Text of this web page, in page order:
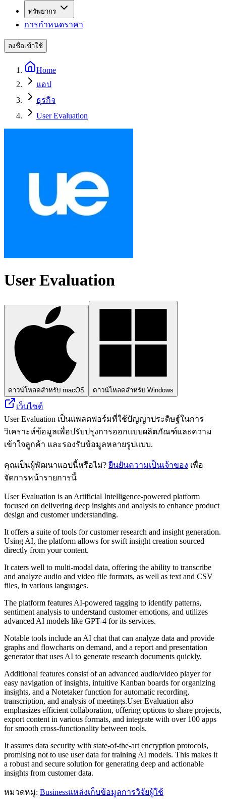
ทรัพยากร
การกำหนดราคา
ลงชื่อเข้าใช้
Home
แอป
ธุรกิจ
User Evaluation
User Evaluation
ดาวน์โหลดสำหรับ macOS ดาวน์โหลดสำหรับ Windows
เว็บไซต์
User Evaluation เป็นแพลตฟอร์มที่ใช้ปัญญาประดิษฐ์ในการ
วิเคราะห์ข้อมูลเพื่อปรับปรุงการออกแบบผลิตภัณฑ์และความ
เข้าใจลูกค้า และรองรับข้อมูลหลายรูปแบบ.
คุณเป็นผู้พัฒนาแอปนี้หรือไม่? ยืนยันความเป็นเจ้าของ เพื่อ
จัดการหน้ารายการนี้
User Evaluation is an Artificial Intelligence-powered platform
focused on delivering deep insights and analysis to enhance product
design and customer understanding.
It offers a suite of tools for customer research and insight generation.
Using AI, the platform allows for swift insight creation sourced
directly from your content.
It caters well to multi-modal data, offering the ability to transcribe
and analyze audio and video file formats, as well as text and CSV
files, in various languages.
The platform features AI-powered tagging to identify patterns,
sentiment analysis to understand customer emotions, and utilizes
advanced AI models like GPT-4 for its services.
Notable tools include an AI chat that can analyze data and provide
graphs and flowcharts on demand, and a report and presentation
generator that uses AI to generate research documents quickly.
Additional features consist of an advanced audio/video player for
easy navigation of insights, intuitive Kanban boards for organizing
insights, and a Notetaker function for automatic recording,
transcription, and analysis of meetings.User Evaluation also
emphasizes efficient collaboration, offering options to share projects,
export content in various formats, and integrate with over 100 apps
for smooth cross-functionality between tools.
It assures data security with state-of-the-art encryption protocols,
promising not to use user data for training AI models. This makes it
a robust and secure solution for generating deep and actionable
insights from customer data.
หมวดหมู่: Businessแหล่งเก็บข้อมูลการวิจัยผู้ใช้